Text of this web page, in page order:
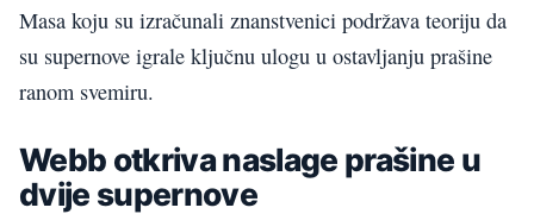
Masa koju su izračunali znanstvenici podržava teoriju da
su supernove igrale ključnu ulogu u ostavljanju prašine
ranom svemiru.
Webb otkriva naslage prašine u
dvije supernove